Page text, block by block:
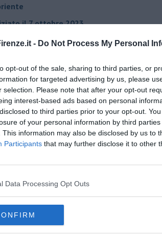
- Do Not Process My Personal
opt-out of the sale, sharing to third parties, or
for targeted advertising by us, please
selection. Please note that after your opt-out
interest-based ads based on personal
to third parties prior to your opt-out.
of your personal information by third parties
This information may also be disclosed by us to
Participants that may further disclose it to other
Data Processing Opt Outs
il 7 ottobre 2023
l'Italia
spesa
e la Brexit
futuro di Erdoğan
israeliana